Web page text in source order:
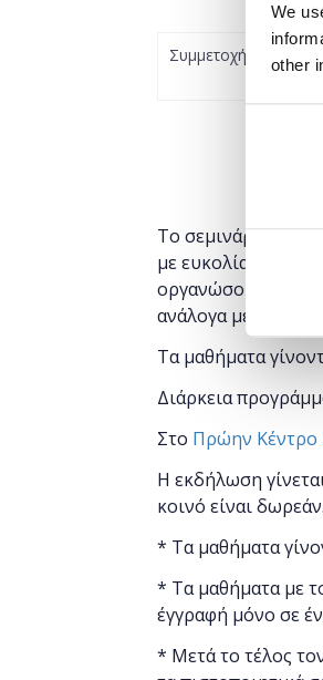
We
other
Συμμετοχή
Το σεμινάριο
με ευκολία αλλά
οργανώσουν το
ανάλογα με τις
Τα μαθήματα
Διάρκεια
Στο Πρώην Κέντρο
Η εκδήλωση
κοινό είναι δωρεάν.
* Τα μαθήματα
* Τα μαθήματα με
έγγραφή μόνο σε
* Μετά το τέλος